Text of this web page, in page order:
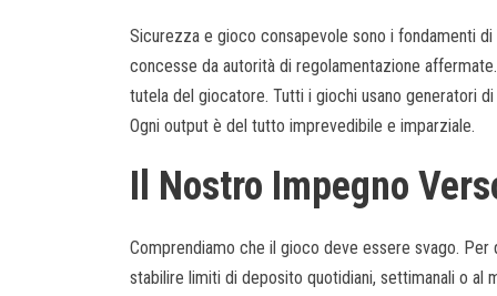
Sicurezza e gioco consapevole sono i fondamenti
concesse da autorità di regolamentazione
tutela del giocatore. Tutti i giochi usano generatori
Ogni output è del tutto imprevedibile e imparziale.
Il Nostro Impegno
Comprendiamo che il gioco deve essere svago.
stabilire limiti di deposito quotidiani, settimanali o al